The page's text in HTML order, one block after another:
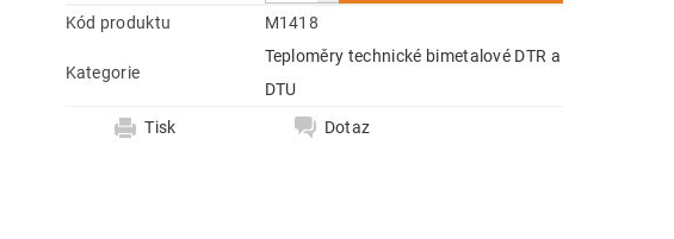
Kód produktu M1418
Kategorie
Teploměry technické bimetalové DTR a
DTU
Tisk
Dotaz